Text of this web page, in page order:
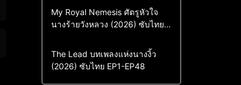
Comedy
Drama
Sci-Fi & Fantasy
ซีรี่ย์เกาหลี
My Royal Nemesis ศัตรูหัวใจ
นางร้ายวังหลวง (2026) ซับไทย
Drama
ซีรี่ย์จีน
ซีรี่ย์จีนซับไทย
The Lead บทเพลงแห่งนางงิ้ว
(2026) ซับไทย EP1-EP48